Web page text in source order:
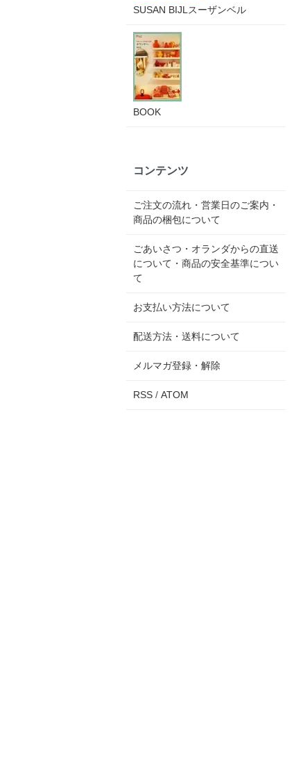
SUSAN BIJLスーザンベル
BOOK
コンテンツ
ご注文の流れ・営業日のご案内・
商品の梱包について
ごあいさつ・オランダからの直送
について・商品の安全基準につい
て
お支払い方法について
配送方法・送料について
メルマガ登録・解除
RSS / ATOM